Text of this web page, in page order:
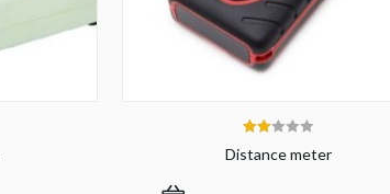
out
Distance meter